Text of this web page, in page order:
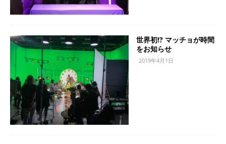
世界初!? マッチョが時間
をお知らせ
2019年4月1日